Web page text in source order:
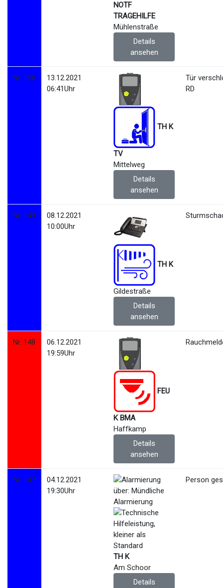
NOTF
TRAGEHILFE
Mühlenstraße
Details
ansehen
Nr. 150
13.12.2021
06:41Uhr
TH K
TV
Mittelweg
Details
ansehen
Tür
RD
Nr. 149
08.12.2021
10:00Uhr
TH K
Gildestraße
Details
ansehen
Nr. 148
06.12.2021
19:59Uhr
FEU
K BMA
Haffkamp
Details
ansehen
Nr. 147
04.12.2021
19:30Uhr
TH K
Am Schoor
Details
Person